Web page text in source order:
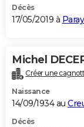
BONS PLANS
Carte de Noël
Carte Bonne année
Carte Saint-Valentin
Carte Pâques
Carte d'anniversaire
DICTIONNAIRE
Dictionnaire
Biographies
Citations
Expressions
Proverbes
PROGRAMME TV
Décès
17/05/2019 à
Michel
Créer une
Naissance
14/09/1934 au
Décès